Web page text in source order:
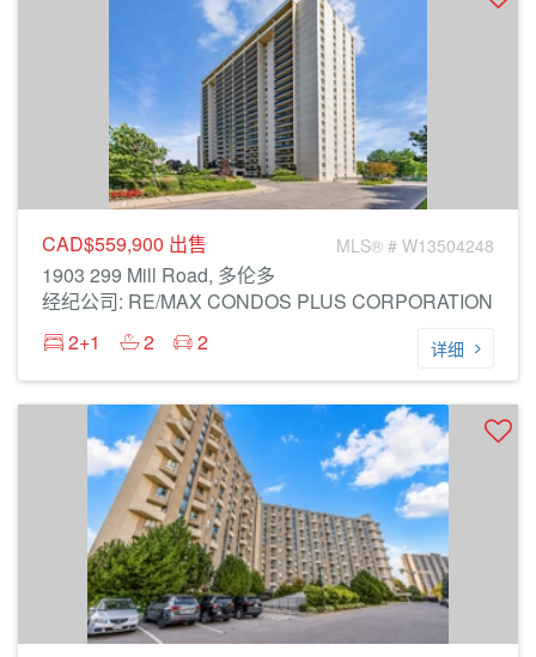
CAD$559,900 出售 MLS® # W13504248
1903 299 Mill Road, 多伦多
经纪公司: RE/MAX CONDOS PLUS CORPORATION
2+1
2 2 详细